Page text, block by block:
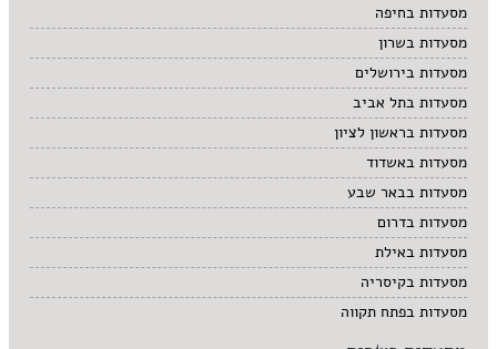
מסעדות בחיפה
מסעדות בשרון
מסעדות בירושלים
מסעדות בתל אביב
מסעדות בראשון לציון
מסעדות באשדוד
מסעדות בבאר שבע
מסעדות בדרום
מסעדות באילת
מסעדות בקיסריה
מסעדות בפתח תקווה